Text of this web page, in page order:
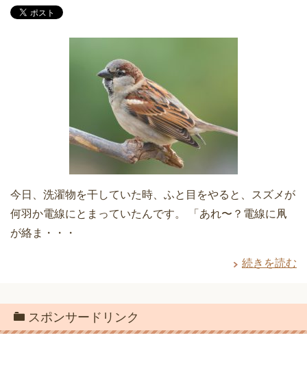
今日、洗濯物を干していた時、ふと目をやると、スズメが
何羽か電線にとまっていたんです。 「あれ〜？電線に凧
が絡ま・・・
続きを読む
スポンサードリンク